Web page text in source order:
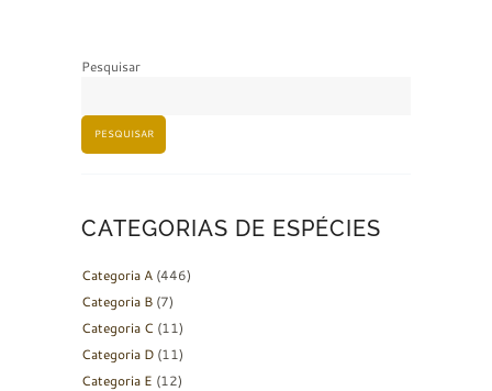
Pesquisar
PESQUISAR
CATEGORIAS DE ESPÉCIES
Categoria A (446)
Categoria B (7)
Categoria C (11)
Categoria D (11)
Categoria E (12)